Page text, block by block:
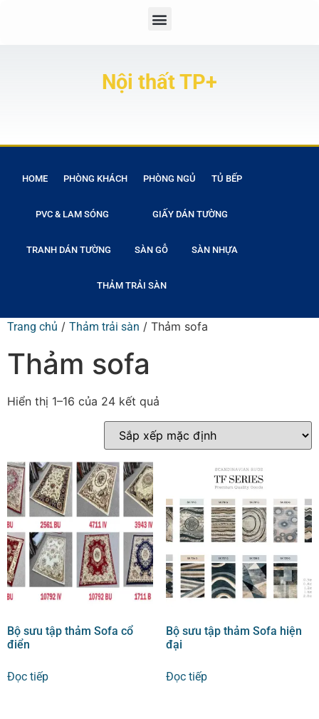
Nội thất TP+
HOME PHÒNG KHÁCH PHÒNG NGỦ TỦ BẾP
PVC & LAM SÓNG GIẤY DÁN TƯỜNG
TRANH DÁN TƯỜNG SÀN GỖ SÀN NHỰA
THẢM TRẢI SÀN
Trang chủ / Thảm trải sàn / Thảm sofa
Thảm sofa
Hiển thị 1–16 của 24 kết quả
Bộ sưu tập thảm Sofa cổ
điển
Đọc tiếp
Bộ sưu tập thảm Sofa hiện
đại
Đọc tiếp